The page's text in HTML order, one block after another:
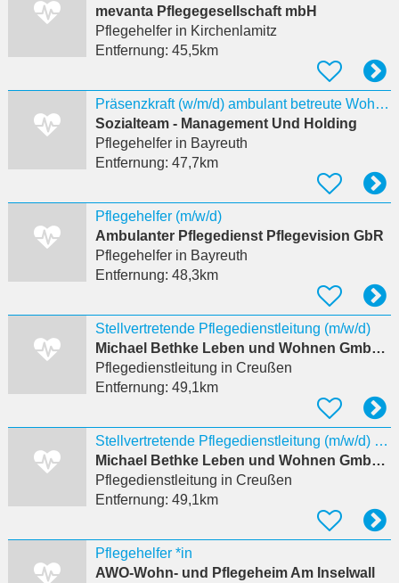
mevanta Pflegegesellschaft mbH
Pflegehelferin Kirchenlamitz
Entfernung: 45,5km
Präsenzkraft (w/m/d) ambulant betreute Wohngemeinschaft Bindlach
Sozialteam - Management Und Holding
Pflegehelferin Bayreuth
Entfernung: 47,7km
Pflegehelfer (m/w/d)
Ambulanter Pflegedienst Pflegevision GbR
Pflegehelferin Bayreuth
Entfernung: 48,3km
Stellvertretende Pflegedienstleitung (m/w/d)
Michael Bethke Leben und Wohnen GmbH Wohnpark Gefrees
Pflegedienstleitung in Creußen
Entfernung: 49,1km
Stellvertretende Pflegedienstleitung (m/w/d) für stationären Pflegebereich
Michael Bethke Leben und Wohnen GmbH Wohnpark Gefrees
Pflegedienstleitung in Creußen
Entfernung: 49,1km
Pflegehelfer *in
AWO-Wohn- und Pflegeheim Am Inselwall